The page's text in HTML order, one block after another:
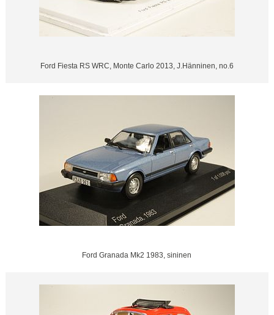
Ford Fiesta RS WRC, Monte Carlo 2013, J.Hänninen, no.6
Ford Granada Mk2 1983, sininen